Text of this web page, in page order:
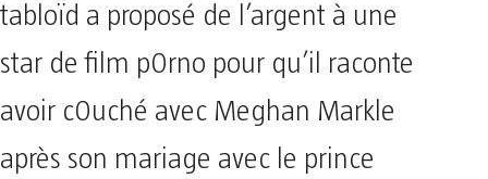
tabloïd a proposé de l’argent à une
star de film p0rno pour qu’il raconte
avoir c0uché avec Meghan Markle
après son mariage avec le prince